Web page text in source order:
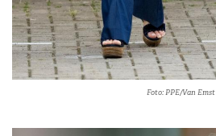
Foto: PPE/Van Emst